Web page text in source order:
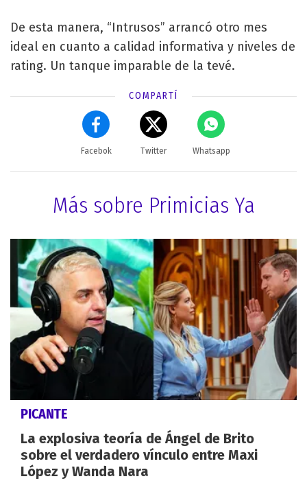
De esta manera, “Intrusos” arrancó otro mes
ideal en cuanto a calidad informativa y niveles de
rating. Un tanque imparable de la tevé.
COMPARTÍ
Facebok Twitter Whatsapp
Más sobre Primicias Ya
PICANTE
La explosiva teoría de Ángel de Brito
sobre el verdadero vínculo entre Maxi
López y Wanda Nara